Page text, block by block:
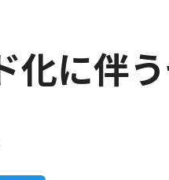
化に伴